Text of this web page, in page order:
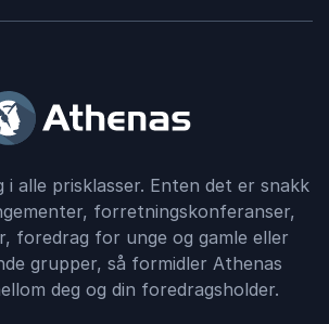
alle prisklasser. Enten det er snakk
forretningskonferanser,
foredrag for unge og gamle eller
grupper, så formidler Athenas
deg og din foredragsholder.